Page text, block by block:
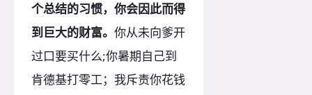
个总结的习惯，你会因此而得
到巨大的财富。 你从未向爹开
过口要买什么;你暑期自己到
肯德基打零工；我斥责你花钱